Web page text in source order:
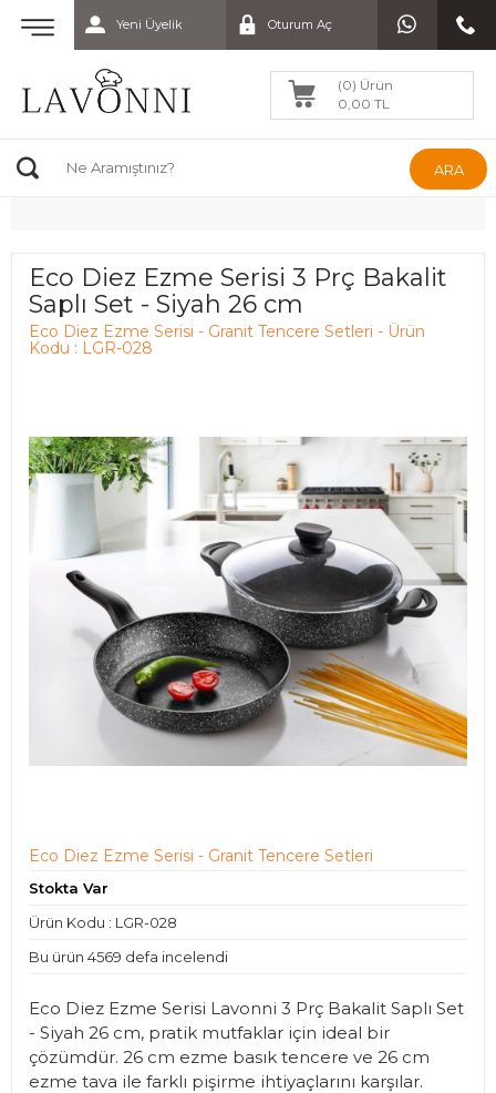
Yeni Üyelik Oturum Aç
(0) Ürün
0,00 TL
ARA
Eco Diez Ezme Serisi 3 Prç Bakalit
Saplı Set - Siyah 26 cm
Eco Diez Ezme Serisi - Granit Tencere Setleri - Ürün
Kodu : LGR-028
Eco Diez Ezme Serisi - Granit Tencere Setleri
Stokta Var
Ürün Kodu : LGR-028
Bu ürün 4569 defa incelendi
Eco Diez Ezme Serisi Lavonni 3 Prç Bakalit Saplı Set
- Siyah 26 cm, pratik mutfaklar için ideal bir
çözümdür. 26 cm ezme basık tencere ve 26 cm
ezme tava ile farklı pişirme ihtiyaçlarını karşılar.